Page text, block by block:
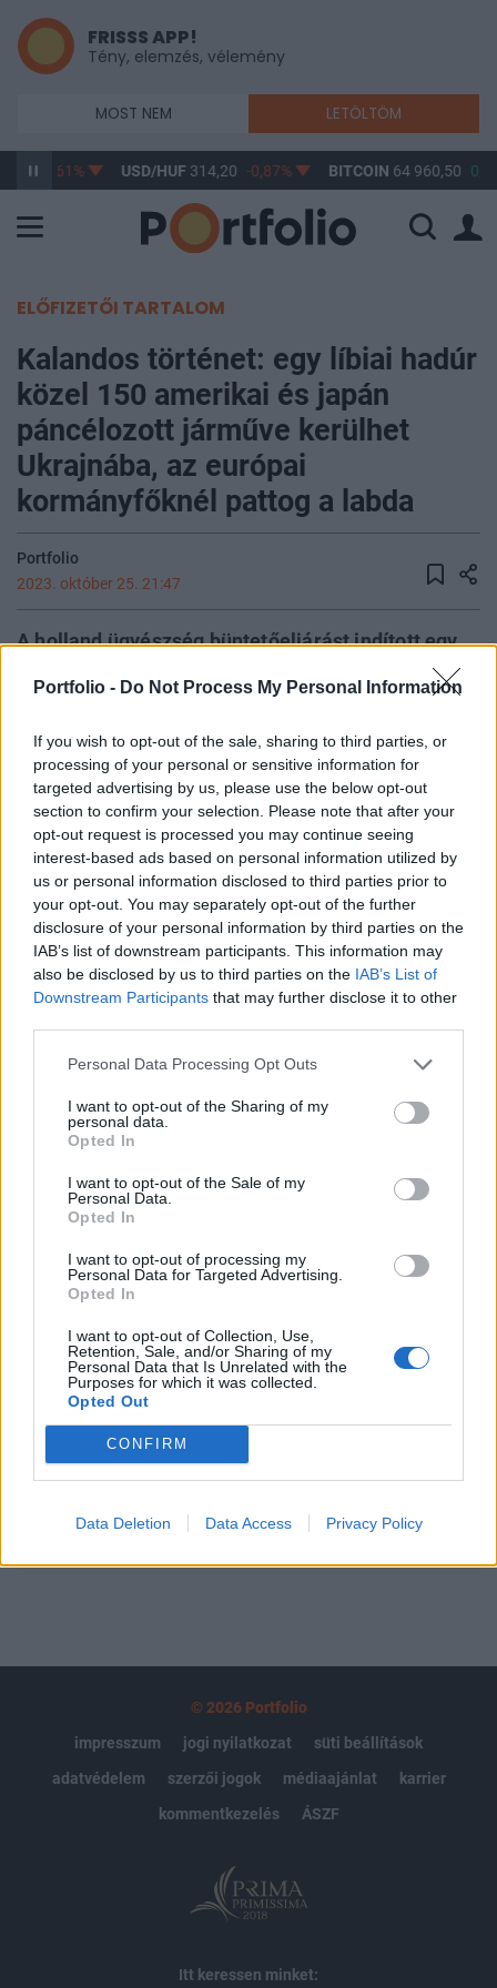
Portfolio - Do Not Process My Personal Information
If you wish to opt-out of the sale, sharing to third parties, or
processing of your personal or sensitive information for
targeted advertising by us, please use the below opt-out
section to confirm your selection. Please note that after your
opt-out request is processed you may continue seeing
interest-based ads based on personal information utilized by
us or personal information disclosed to third parties prior to
your opt-out. You may separately opt-out of the further
disclosure of your personal information by third parties on the
IAB’s list of downstream participants. This information may
also be disclosed by us to third parties on the IAB’s List of
Downstream Participants that may further disclose it to other
Personal Data Processing Opt Outs
I want to opt-out of the Sharing of my
personal data.
Opted In
I want to opt-out of the Sale of my
Personal Data.
Opted In
I want to opt-out of processing my
Personal Data for Targeted Advertising.
Opted In
I want to opt-out of Collection, Use,
Retention, Sale, and/or Sharing of my
Personal Data that Is Unrelated with the
Purposes for which it was collected.
Opted Out
CONFIRM
Data Deletion Data Access Privacy Policy
FRISSS APP!
Tény, elemzés, vélemény
MOST NEM LETÖLTÖM
-0,61% USD/HUF 314,20 -0,87% BITCOIN 64 960,50
ELŐFIZETŐI TARTALOM
Kalandos történet: egy líbiai hadúr
közel 150 amerikai és japán
páncélozott járműve kerülhet
Ukrajnába, az európai
kormányfőknél pattog a labda
Portfolio
2023. október 25. 21:47
A holland ügyészség büntetőeljárást indított egy
szembeni fegyverembargó megsértése miatt. A
tavaly megpróbált páncélozott járműveket
szállítani az országba, de lebukott. Brüsszelben
azt követelik, hogy a lefoglalt páncélozott
járműveket adományozzák Ukrajnának – számolt
be róla a holland RTL News.
Még 2022. október 11-én azonban az észak-afrikai
partoknál a holland MV Meerdijk teherhajót az IRINI uniós
katonai misszió egyik haditengerészeti hajója
feltartóztatta. Ez a misszió a Földközi-tengeren folytatott
járőrözéssel próbálja megakadályozni a 2011 óta
fegyverembargó megsértését. Az MV Meerdijk 41 darab
BATT...
KEDVES OLVASÓNK!
A keresett cikk a portfolio.hu hírarchívumához
regisztrációhoz kötött.
Portfolio.hu teljes cikkarchívum
Kötéslisták: BÉT elmúlt 2 év napon belüli
kötéslistái
MÁR ELŐFIZETŐNK VAGY?BEJELENTKEZÉS
© 2026 Portfolio
impresszum
jogi nyilatkozat
süti beállítások
adatvédelem
szerzői jogok médiaajánlat
karrier
kommentkezelés
ÁSZF
Itt keressen minket: